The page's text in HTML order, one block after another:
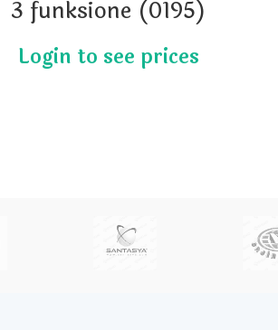
3 funksione (0195)